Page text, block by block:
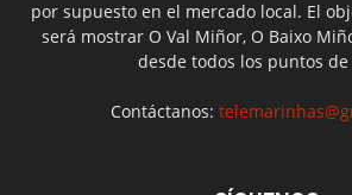
por supuesto en el mercado local. El
será mostrar O Val Miñor, O Baixo
desde todos los puntos de
Contáctanos: